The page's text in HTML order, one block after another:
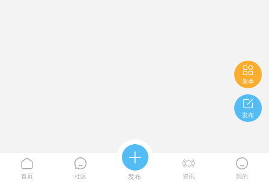

菜单

发布

首页

社区

发布

资讯

我的